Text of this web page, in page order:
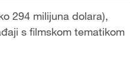
294 milijuna dolara),
s filmskom tematikom